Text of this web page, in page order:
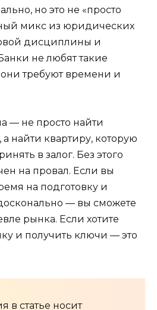
но это не «просто
микс из юридических
дисциплины и
не любят такие
требуют времени и
— не просто найти
найти квартиру, которую
в залог. Без этого
на провал. Если вы
на подготовку и
— вы сможете
рынка. Если хотите
и получить ключи — это
в статье носит